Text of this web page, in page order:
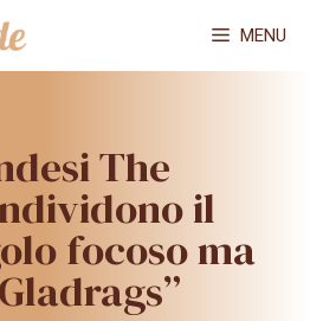
MENU
The
il
focoso ma